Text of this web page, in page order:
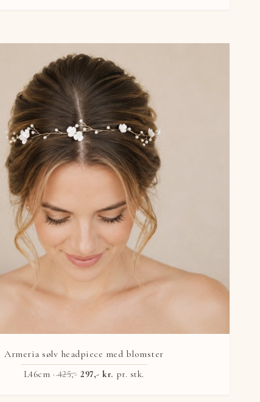
Armeria sølv headpiece med blomster
L46cm ·425,- 297,- kr. pr. stk.